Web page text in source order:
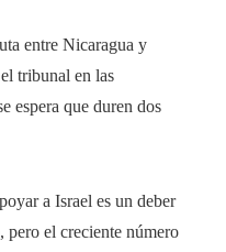
entre Nicaragua y
tribunal en las
espera que duren dos
a Israel es un deber
el creciente número